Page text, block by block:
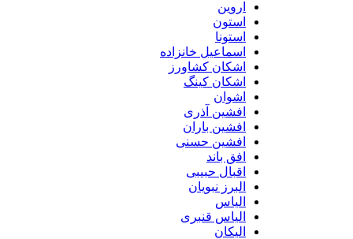
اسماعیل خانزاده
اشکان کشاورز
اشکان کینگ
افشین آذری
افشین باران
افشین حسنی
افق باند
اقبال حبیبی
البرز نبویان
الیاس قنبرى